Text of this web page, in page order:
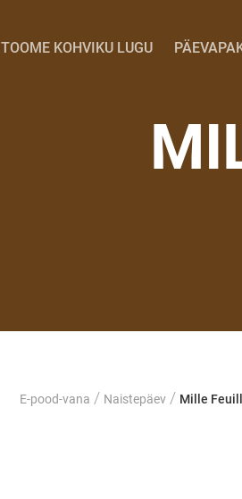
TOOME KOHVIKU LUGU
E-pood-vana / Naistepäev / Mille